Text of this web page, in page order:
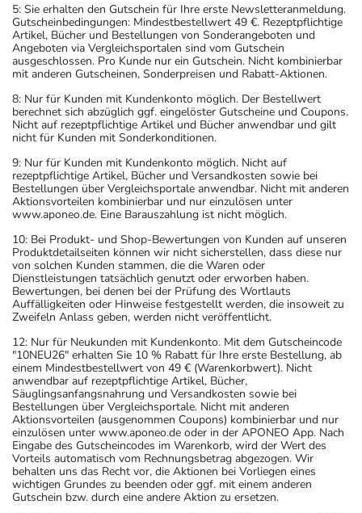
5: Sie erhalten den Gutschein für Ihre erste Newsletteranmeldung.
Gutscheinbedingungen: Mindestbestellwert 49 €. Rezeptpflichtige
Artikel, Bücher und Bestellungen von Sonderangeboten und
Angeboten via Vergleichsportalen sind vom Gutschein
ausgeschlossen. Pro Kunde nur ein Gutschein. Nicht kombinierbar
mit anderen Gutscheinen, Sonderpreisen und Rabatt-Aktionen.
8: Nur für Kunden mit Kundenkonto möglich. Der Bestellwert
berechnet sich abzüglich ggf. eingelöster Gutscheine und Coupons.
Nicht auf rezeptpflichtige Artikel und Bücher anwendbar und gilt
nicht für Kunden mit Sonderkonditionen.
9: Nur für Kunden mit Kundenkonto möglich. Nicht auf
rezeptpflichtige Artikel, Bücher und Versandkosten sowie bei
Bestellungen über Vergleichsportale anwendbar. Nicht mit anderen
Aktionsvorteilen kombinierbar und nur einzulösen unter
www.aponeo.de. Eine Barauszahlung ist nicht möglich.
10: Bei Produkt- und Shop-Bewertungen von Kunden auf unseren
Produktdetailseiten können wir nicht sicherstellen, dass diese nur
von solchen Kunden stammen, die die Waren oder
Dienstleistungen tatsächlich genutzt oder erworben haben.
Bewertungen, bei denen bei der Prüfung des Wortlauts
Auffälligkeiten oder Hinweise festgestellt werden, die insoweit zu
Zweifeln Anlass geben, werden nicht veröffentlicht.
12: Nur für Neukunden mit Kundenkonto. Mit dem Gutscheincode
"10NEU26" erhalten Sie 10 % Rabatt für Ihre erste Bestellung, ab
einem Mindestbestellwert von 49 € (Warenkorbwert). Nicht
anwendbar auf rezeptpflichtige Artikel, Bücher,
Säuglingsanfangsnahrung und Versandkosten sowie bei
Bestellungen über Vergleichsportale. Nicht mit anderen
Aktionsvorteilen (ausgenommen Coupons) kombinierbar und nur
einzulösen unter www.aponeo.de oder in der APONEO App. Nach
Eingabe des Gutscheincodes im Warenkorb, wird der Wert des
Vorteils automatisch vom Rechnungsbetrag abgezogen. Wir
behalten uns das Recht vor, die Aktionen bei Vorliegen eines
wichtigen Grundes zu beenden oder ggf. mit einem anderen
Gutschein bzw. durch eine andere Aktion zu ersetzen.